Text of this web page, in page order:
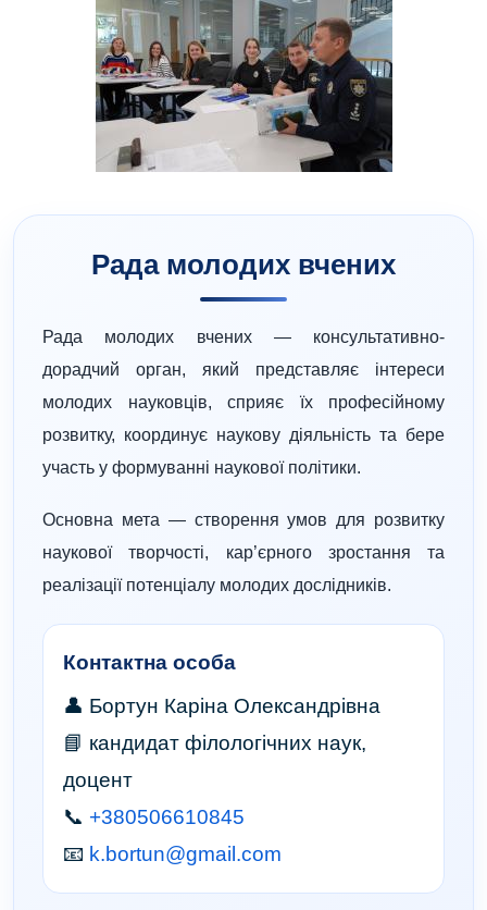
Рада молодих вчених
Рада молодих вчених— консультативно-
дорадчий орган, який представляє інтереси
молодих науковців, сприяє їх професійному
розвитку, координує наукову діяльність та бере
участь у формуванні наукової політики.
Основна мета — створення умов для розвитку
наукової творчості, кар’єрного зростання та
реалізації потенціалу молодих дослідників.
Контактна особа
👤 Бортун Каріна Олександрівна
📘 кандидат філологічних наук,
доцент
📞 +380506610845
📧 k.bortun@gmail.com